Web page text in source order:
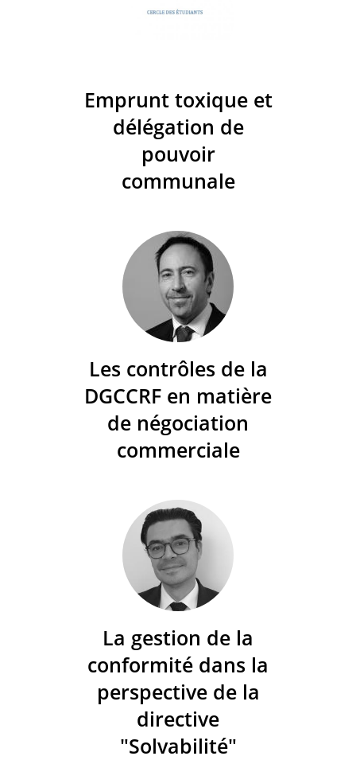
Emprunt toxique et
délégation de
pouvoir
communale
Les contrôles de la
DGCCRF en matière
de négociation
commerciale
La gestion de la
conformité dans la
perspective de la
directive
"Solvabilité"